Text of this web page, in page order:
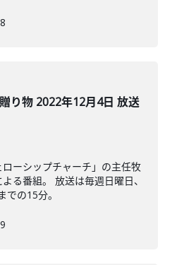
り物 2022年12月4日 放送
ーシップチャーチ」の主任牧
る番組。 放送は毎週日曜日、
の15分。